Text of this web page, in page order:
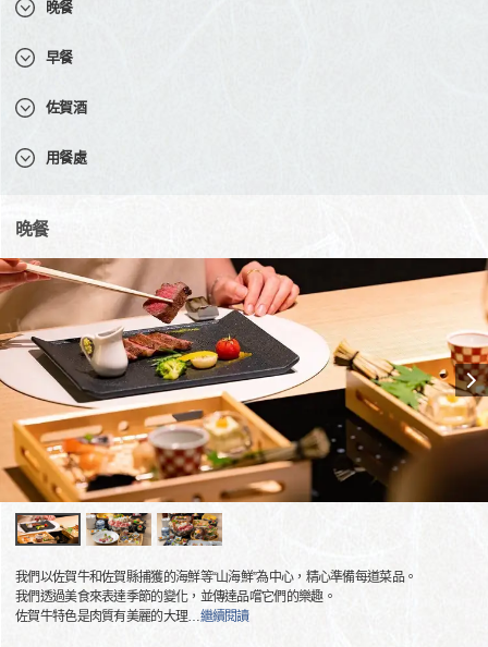
晚餐
早餐
佐賀酒
用餐處
晚餐
我們以佐賀牛和佐賀縣捕獲的海鮮等“山海鮮”為中心，精心準備每道菜品。
我們透過美食來表達季節的變化，並傳達品嚐它們的樂趣。
佐賀牛特色是肉質有美麗的大理…繼續閱讀